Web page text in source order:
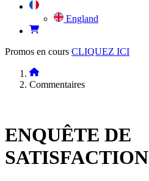
England
Promos en cours CLIQUEZ ICI
Commentaires
ENQUÊTE DE
SATISFACTION